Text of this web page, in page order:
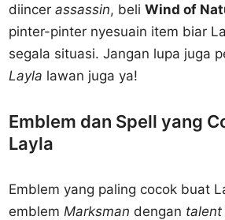
diincerassassin, beliWind of
pinter-pinter nyesuain item biar
segala situasi. Jangan lupa juga
Layla lawan juga ya!
Emblem dan Spell yang
Layla
Emblem yang paling cocok buat
emblemMarksman dengan talent